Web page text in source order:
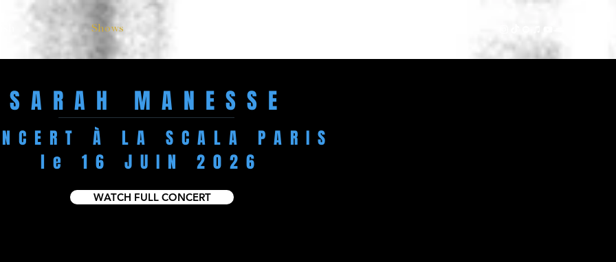
Shows
SARAH MANESSE
À LA SCALA PARIS
le 16 JUIN 2026
WATCH FULL CONCERT